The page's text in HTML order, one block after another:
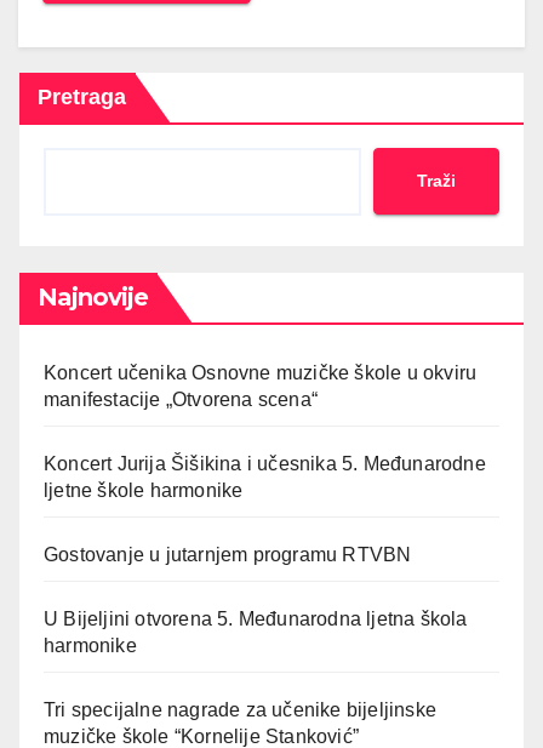
Pretraga
Traži
Najnovije
Koncert učenika Osnovne muzičke škole u okviru
manifestacije „Otvorena scena“
Koncert Jurija Šišikina i učesnika 5. Međunarodne
ljetne škole harmonike
Gostovanje u jutarnjem programu RTVBN
U Bijeljini otvorena 5. Međunarodna ljetna škola
harmonike
Tri specijalne nagrade za učenike bijeljinske
muzičke škole “Kornelije Stanković”